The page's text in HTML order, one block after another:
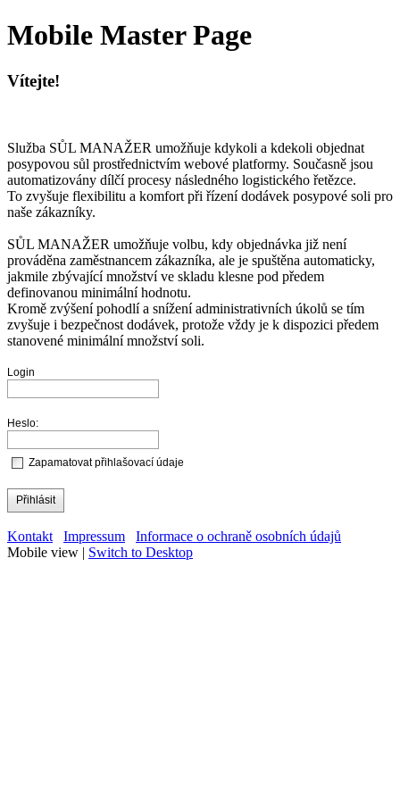
Mobile Master Page
Vítejte!
Služba SŮL MANAŽER umožňuje kdykoli a kdekoli objednat
posypovou sůl prostřednictvím webové platformy. Současně jsou
automatizovány dílčí procesy následného logistického řetězce.
To zvyšuje flexibilitu a komfort při řízení dodávek posypové soli pro
naše zákazníky.
SŮL MANAŽER umožňuje volbu, kdy objednávka již není
prováděna zaměstnancem zákazníka, ale je spuštěna automaticky,
jakmile zbývající množství ve skladu klesne pod předem
definovanou minimální hodnotu.
Kromě zvýšení pohodlí a snížení administrativních úkolů se tím
zvyšuje i bezpečnost dodávek, protože vždy je k dispozici předem
stanovené minimální množství soli.
Login
Heslo:
Zapamatovat přihlašovací údaje
Přihlásit
Kontakt Impressum
Informace o ochraně osobních údajů
Mobile view | Switch to Desktop